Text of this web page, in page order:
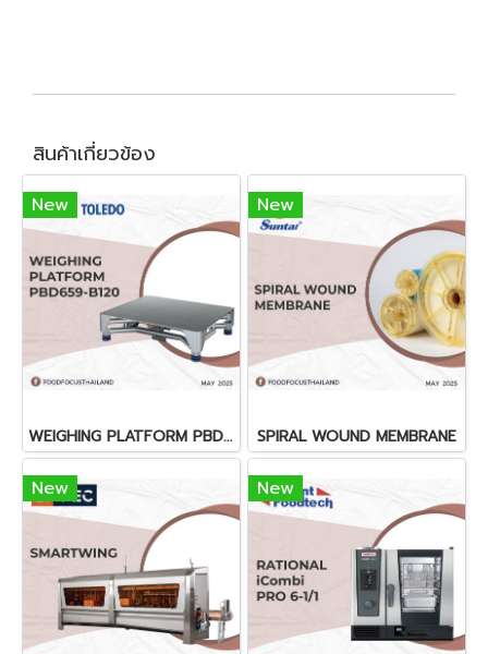
สินค้าเกี่ยวข้อง
New
WEIGHING PLATFORM PBD659-B120
New
SPIRAL WOUND MEMBRANE
New New